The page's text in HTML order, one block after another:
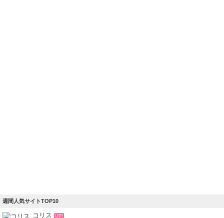
週間人気サイトTOP10
コリス UP!